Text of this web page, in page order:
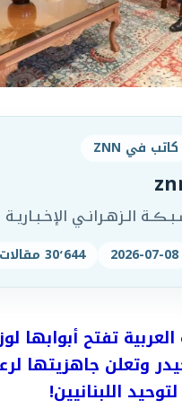
كاتب في ZNN
الـزهـرانـي الإخـبـاريـة
2026-07-08 30٬644 مقالات
تفتح أبوابها
وتعلن جاهزيتها
اللبنانيين!